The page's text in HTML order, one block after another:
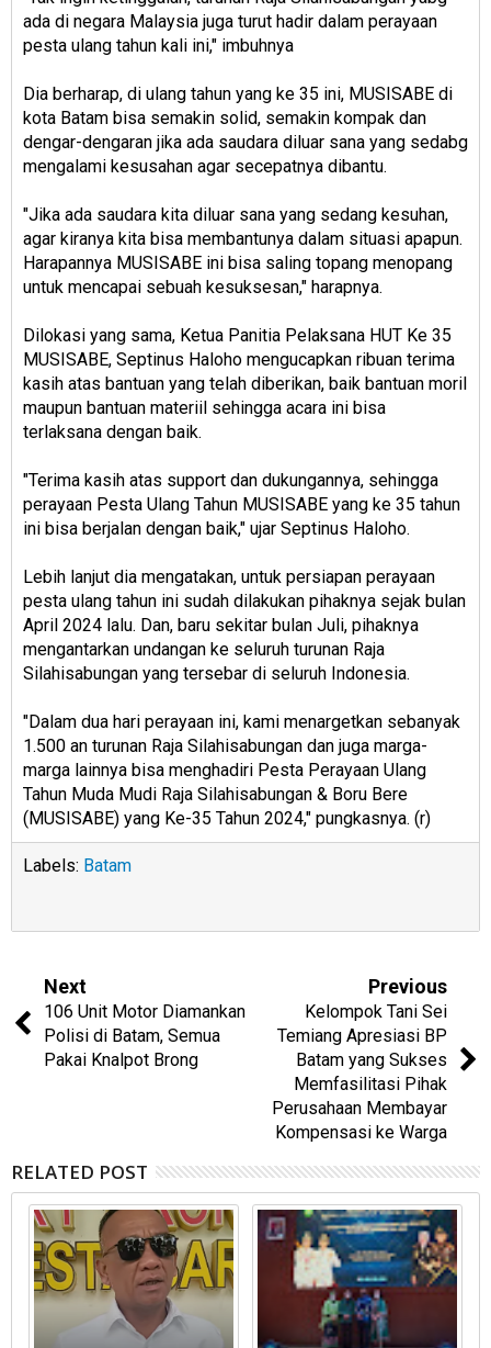
ada di negara Malaysia juga turut hadir dalam perayaan
pesta ulang tahun kali ini," imbuhnya
Dia berharap, di ulang tahun yang ke 35 ini, MUSISABE di
kota Batam bisa semakin solid, semakin kompak dan
dengar-dengaran jika ada saudara diluar sana yang sedabg
mengalami kesusahan agar secepatnya dibantu.
"Jika ada saudara kita diluar sana yang sedang kesuhan,
agar kiranya kita bisa membantunya dalam situasi apapun.
Harapannya MUSISABE ini bisa saling topang menopang
untuk mencapai sebuah kesuksesan," harapnya.
Dilokasi yang sama, Ketua Panitia Pelaksana HUT Ke 35
MUSISABE, Septinus Haloho mengucapkan ribuan terima
kasih atas bantuan yang telah diberikan, baik bantuan moril
maupun bantuan materiil sehingga acara ini bisa
terlaksana dengan baik.
"Terima kasih atas support dan dukungannya, sehingga
perayaan Pesta Ulang Tahun MUSISABE yang ke 35 tahun
ini bisa berjalan dengan baik," ujar Septinus Haloho.
Lebih lanjut dia mengatakan, untuk persiapan perayaan
pesta ulang tahun ini sudah dilakukan pihaknya sejak bulan
April 2024 lalu. Dan, baru sekitar bulan Juli, pihaknya
mengantarkan undangan ke seluruh turunan Raja
Silahisabungan yang tersebar di seluruh Indonesia.
"Dalam dua hari perayaan ini, kami menargetkan sebanyak
1.500 an turunan Raja Silahisabungan dan juga marga-
marga lainnya bisa menghadiri Pesta Perayaan Ulang
Tahun Muda Mudi Raja Silahisabungan & Boru Bere
(MUSISABE) yang Ke-35 Tahun 2024," pungkasnya. (r)
Labels: Batam
Next
106 Unit Motor Diamankan
Polisi di Batam, Semua
Pakai Knalpot Brong
Previous
Kelompok Tani Sei
Temiang Apresiasi BP
Batam yang Sukses
Memfasilitasi Pihak
Perusahaan Membayar
Kompensasi ke Warga
RELATED POST